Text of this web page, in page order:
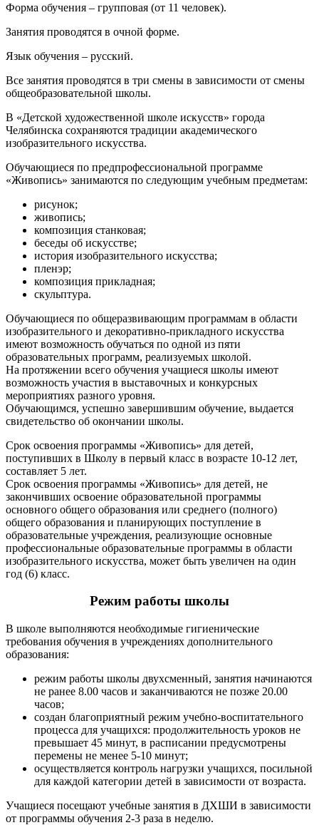
Форма обучения – групповая (от 11 человек).
Занятия проводятся в очной форме.
Язык обучения – русский.
Все занятия проводятся в три смены в зависимости от смены
общеобразовательной школы.
В «Детской художественной школе искусств» города
Челябинска сохраняются традиции академического
изобразительного искусства.
Обучающиеся по предпрофессиональной программе
«Живопись» занимаются по следующим учебным предметам:
рисунок;
живопись;
композиция станковая;
беседы об искусстве;
история изобразительного искусства;
пленэр;
композиция прикладная;
скульптура.
Обучающиеся по общеразвивающим программам в области
изобразительного и декоративно-прикладного искусства
имеют возможность обучаться по одной из пяти
образовательных программ, реализуемых школой.
На протяжении всего обучения учащиеся школы имеют
возможность участия в выставочных и конкурсных
мероприятиях разного уровня.
Обучающимся, успешно завершившим обучение, выдается
свидетельство об окончании школы.
Срок освоения программы «Живопись» для детей,
поступивших в Школу в первый класс в возрасте 10-12 лет,
составляет 5 лет.
Срок освоения программы «Живопись» для детей, не
закончивших освоение образовательной программы
основного общего образования или среднего (полного)
общего образования и планирующих поступление в
образовательные учреждения, реализующие основные
профессиональные образовательные программы в области
изобразительного искусства, может быть увеличен на один
год (6) класс.
Режим работы школы
В школе выполняются необходимые гигиенические
требования обучения в учреждениях дополнительного
образования:
режим работы школы двухсменный, занятия начинаются
не ранее 8.00 часов и заканчиваются не позже 20.00
часов;
создан благоприятный режим учебно-воспитательного
процесса для учащихся: продолжительность уроков не
превышает 45 минут, в расписании предусмотрены
перемены не менее 5-10 минут;
осуществляется контроль нагрузки учащихся, посильной
для каждой категории детей в зависимости от возраста.
Учащиеся посещают учебные занятия в ДХШИ в зависимости
от программы обучения 2-3 раза в неделю.